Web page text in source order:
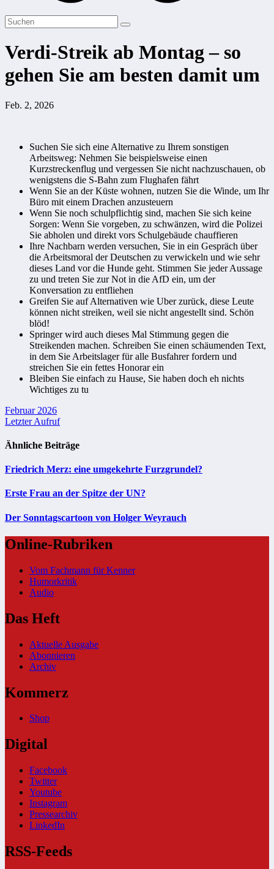
Verdi-Streik ab Montag – so
gehen Sie am besten damit um
Feb. 2, 2026
Suchen Sie sich eine Alternative zu Ihrem sonstigen
Arbeitsweg: Nehmen Sie beispielsweise einen
Kurzstreckenflug und vergessen Sie nicht nachzuschauen, ob
wenigstens die S-Bahn zum Flughafen fährt
Wenn Sie an der Küste wohnen, nutzen Sie die Winde, um Ihr
Büro mit einem Drachen anzusteuern
Wenn Sie noch schulpflichtig sind, machen Sie sich keine
Sorgen: Wenn Sie vorgeben, zu schwänzen, wird die Polizei
Sie abholen und direkt vors Schulgebäude chauffieren
Ihre Nachbarn werden versuchen, Sie in ein Gespräch über
die Arbeitsmoral der Deutschen zu verwickeln und wie sehr
dieses Land vor die Hunde geht. Stimmen Sie jeder Aussage
zu und treten Sie zur Not in die AfD ein, um der
Konversation zu entfliehen
Greifen Sie auf Alternativen wie Uber zurück, diese Leute
können nicht streiken, weil sie nicht angestellt sind. Schön
blöd!
Springer wird auch dieses Mal Stimmung gegen die
Streikenden machen. Schreiben Sie einen schäumenden Text,
in dem Sie Arbeitslager für alle Busfahrer fordern und
streichen Sie ein fettes Honorar ein
Bleiben Sie einfach zu Hause, Sie haben doch eh nichts
Wichtiges zu tu
Beitragsnavigation
Februar 2026
Letzter Aufruf
Ähnliche Beiträge
Friedrich Merz: eine umgekehrte Furzgrundel?
Erste Frau an der Spitze der UN?
Der Sonntagscartoon von Holger Weyrauch
Online-Rubriken
Vom Fachmann für Kenner
Humorkritik
Audio
Das Heft
Aktuelle Ausgabe
Abonnieren
Archiv
Kommerz
Shop
Digital
Facebook
Twitter
Youtube
Instagram
Pressearchiv
LinkedIn
RSS-Feeds